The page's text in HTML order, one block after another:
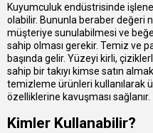
Kuyumculuk endüstrisinde
olabilir. Bununla beraber değeri
müşteriye sunulabilmesi ve
sahip olması gerekir. Temiz ve
başında gelir. Yüzeyi kirli,
sahip bir takıyı kimse satın
temizleme ürünleri kullanılarak
özelliklerine kavuşması sağlanır.
Kimler Kullanabilir?